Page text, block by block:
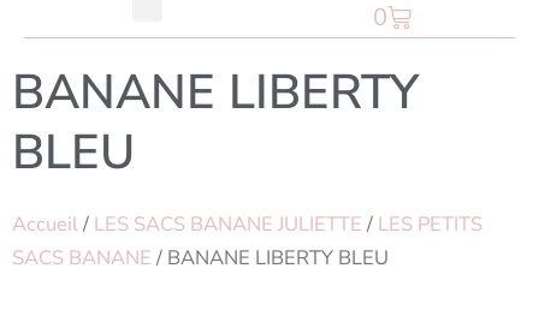
0
BANANE LIBERTY
BLEU
Accueil/ LES SACS BANANE JULIETTE / LES PETITS
SACS BANANE / BANANE LIBERTY BLEU